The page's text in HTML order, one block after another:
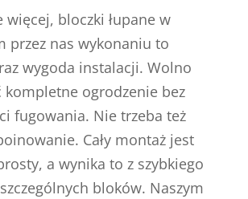
więcej, bloczki łupane w
przez nas wykonaniu to
wygoda instalacji. Wolno
kompletne ogrodzenie bez
fugowania. Nie trzeba też
Cały montaż jest
a wynika to z szybkiego
bloków. Naszym